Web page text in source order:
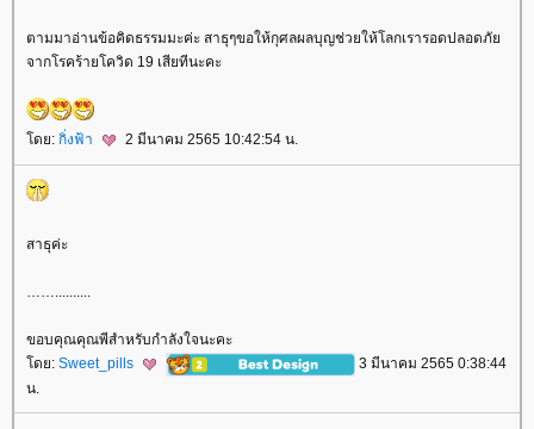
ตามมาอ่านข้อคิดธรรมมะค่ะ สาธุๆขอให้กุศลผลบุญช่วยให้โลกเรารอดปลอดภั
จากโรคร้ายโควิด 19 เสียทีนะคะ
ดย: กิ่งฟ้า 2 มีนาคม 2565 10:42:54 น.
สาธุค่ะ
..........
ขอบคุณคุณพีสำหรับกำลังใจนะคะ
ดย: Sweet_pills
3 มีนาคม 2565 0:38:44
น.